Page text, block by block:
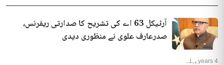
آرٹیکل 63 اے کی تشریح کا صدارتی ریفرنس،
صدرعارف علوی نے منظوری دیدی
4 years پہلے